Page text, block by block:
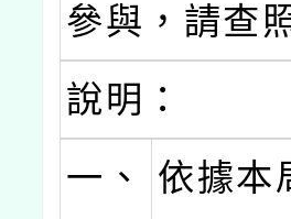
參與，請查
說明：
一、
依據本